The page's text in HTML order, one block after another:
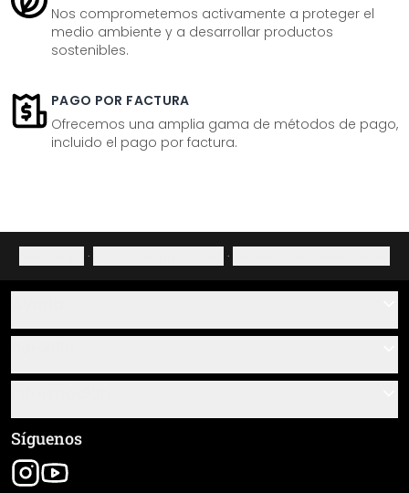
Nos comprometemos activamente a proteger el
medio ambiente y a desarrollar productos
sostenibles.
PAGO POR FACTURA
Ofrecemos una amplia gama de métodos de pago,
incluido el pago por factura.
· ·
Sobre nosotros
Resumen de materiales
Seguimiento de envío
Términos y condiciones generales (CGC)
Aviso legal
Síguenos